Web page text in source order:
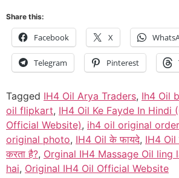
Share this:
Facebook X
Telegram Pinterest
Tagged IH4 Oil Arya Traders, Ih4 Oil
oil flipkart, IH4 Oil Ke Fayde In Hindi
Official Website), ih4 oil original
original photo, IH4 Oil के फायदे, IH4 Oil
करता है?, Orginal IH4 Massage Oil ling
hai, Original IH4 Oil Official Website